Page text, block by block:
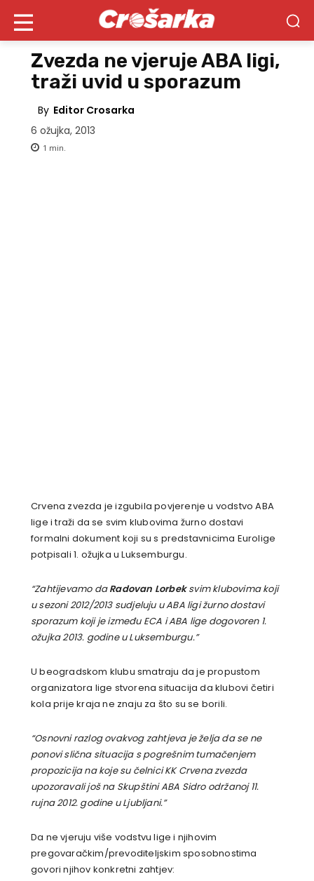
Zvezda ne vjeruje ABA ligi,
traži uvid u sporazum
By Editor Crosarka
6 ožujka, 2013
1 min.
Crvena zvezda je izgubila povjerenje u vodstvo ABA
lige i traži da se svim klubovima žurno dostavi
formalni dokument koji su s predstavnicima Eurolige
potpisali 1. ožujka u Luksemburgu.
“Zahtijevamo daRadovan Lorbeksvim klubovima koji
u sezoni 2012/2013 sudjeluju u ABA ligi žurno dostavi
sporazum koji je između ECA i ABA lige dogovoren 1.
ožujka 2013. godine u Luksemburgu.”
U beogradskom klubu smatraju da je propustom
organizatora lige stvorena situacija da klubovi četiri
kola prije kraja ne znaju za što su se borili.
“Osnovni razlog ovakvog zahtjeva je želja da se ne
ponovi slična situacija s pogrešnim tumačenjem
propozicija na koje su čelnici KK Crvena zvezda
upozoravali još na Skupštini ABA Sidro održanoj 11.
rujna 2012. godine u Ljubljani.”
Da ne vjeruju više vodstvu lige i njihovim
pregovaračkim/prevoditeljskim sposobnostima
govori njihov konkretni zahtjev: